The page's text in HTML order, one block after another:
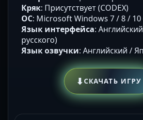
Кряк: Присутствует (CODEX)
ОС: Microsoft Windows 7 / 8 / 10
Язык интерфейса:
русского)
Язык озвучки: Английский /
⬇СКАЧАТЬ ИГРУ